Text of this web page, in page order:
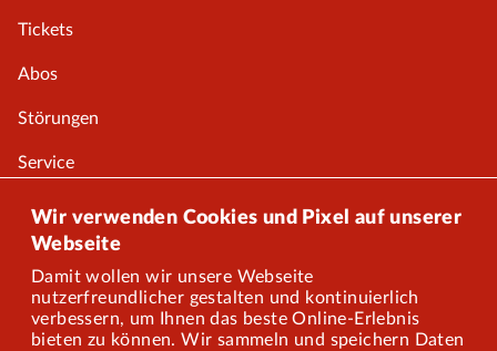
Wir verwenden Cookies und Pixel auf unserer
Webseite
Damit wollen wir unsere Webseite
nutzerfreundlicher gestalten und kontinuierlich
verbessern, um Ihnen das beste Online-Erlebnis
bieten zu können. Wir sammeln und speichern Daten
Tickets
Abos
Störungen
Service
Onlineshop
Über uns
Karriere